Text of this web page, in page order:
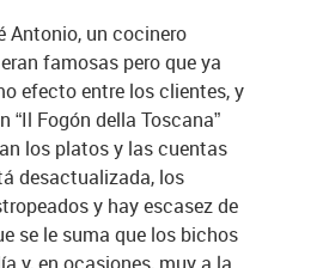
Antonio, un cocinero
famosas pero que ya
efecto entre los clientes, y
“Il Fogón della Toscana”
los platos y las cuentas
desactualizada, los
y hay escasez de
se le suma que los bichos